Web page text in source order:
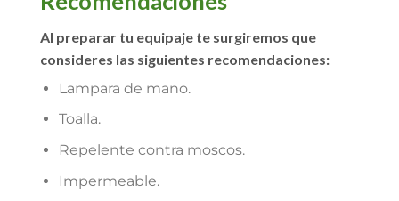
Al preparar tu equipaje te surgiremos que
consideres las siguientes recomendaciones:
Lampara de mano.
Toalla.
Repelente contra moscos.
Impermeable.